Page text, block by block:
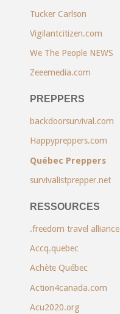
Tucker Carlson
Vigilantcitizen.com
We The People NEWS
Zeeemedia.com
PREPPERS
backdoorsurvival.com
Happypreppers.com
Québec Preppers
survivalistprepper.net
RESSOURCES
.freedom travel alliance
Accq.quebec
Achète Québec
Action4canada.com
Acu2020.org